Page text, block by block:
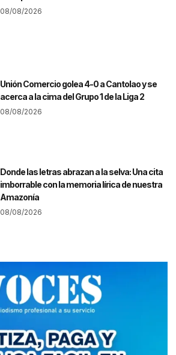
08/08/2026
Unión Comercio golea 4-0 a Cantolao y se
acerca a la cima del Grupo 1 de la Liga 2
08/08/2026
Donde las letras abrazan a la selva: Una cita
imborrable con la memoria lírica de nuestra
Amazonía
08/08/2026